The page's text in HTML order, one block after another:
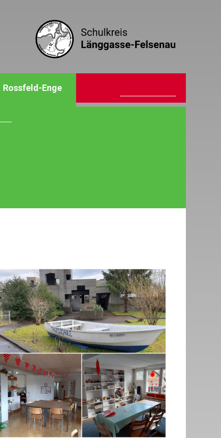
Rossfeld-Enge